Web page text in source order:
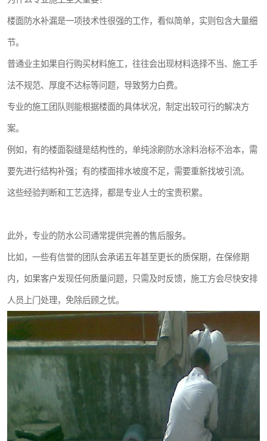
楼面防水补漏是一项技术性很强的工作，看似简单，实则包含大量细
节。
普通业主如果自行购买材料施工，往往会出现材料选择不当、施工手
法不规范、厚度不达标等问题，导致努力白费。
专业的施工团队则能根据楼面的具体状况，制定出较可行的解决方
案。
例如，有的楼面裂缝是结构性的，单纯涂刷防水涂料治标不治本，需
要先进行结构补强；有的楼面排水坡度不足，需要重新找坡引流。
这些经验判断和工艺选择，都是专业人士的宝贵积累。
此外，专业的防水公司通常提供完善的售后服务。
比如，一些有信誉的团队会承诺五年甚至更长的质保期，在保修期
内，如果客户发现任何质量问题，只需及时反馈，施工方会尽快安排
人员上门处理，免除后顾之忧。